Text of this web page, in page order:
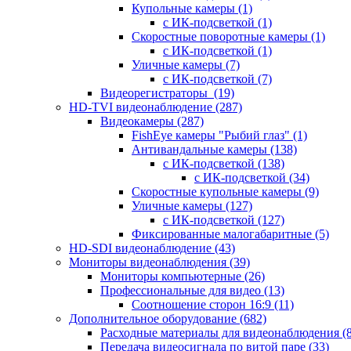
Купольные камеры (1)
с ИК-подсветкой (1)
Скоростные поворотные камеры (1)
с ИК-подсветкой (1)
Уличные камеры (7)
с ИК-подсветкой (7)
Видеорегистраторы (19)
HD-TVI видеонаблюдение (287)
Видеокамеры (287)
FishEye камеры "Рыбий глаз" (1)
Антивандальные камеры (138)
с ИК-подсветкой (138)
с ИК-подсветкой (34)
Скоростные купольные камеры (9)
Уличные камеры (127)
с ИК-подсветкой (127)
Фиксированные малогабаритные (5)
HD-SDI видеонаблюдение (43)
Мониторы видеонаблюдения (39)
Мониторы компьютерные (26)
Профессиональные для видео (13)
Соотношение сторон 16:9 (11)
Дополнительное оборудование (682)
Расходные материалы для видеонаблюдения
Передача видеосигнала по витой паре (33)